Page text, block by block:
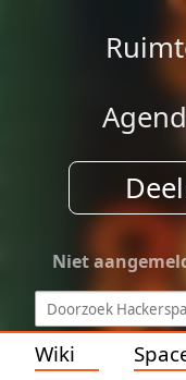
Niet
Wiki